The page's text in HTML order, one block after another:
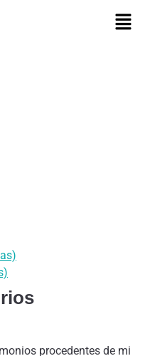
procedentes de mi